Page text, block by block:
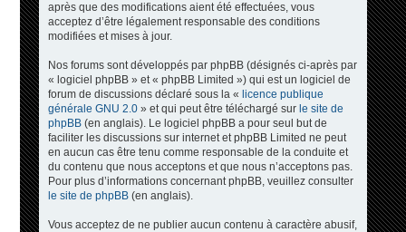
après que des modifications aient été effectuées, vous
acceptez d’être légalement responsable des conditions
modifiées et mises à jour.
Nos forums sont développés par phpBB (désignés ci-après par
« logiciel phpBB » et « phpBB Limited ») qui est un logiciel de
forum de discussions déclaré sous la « licence publique
générale GNU 2.0» et qui peut être téléchargé sur le site de
phpBB(en anglais). Le logiciel phpBB a pour seul but de
faciliter les discussions sur internet et phpBB Limited ne peut
en aucun cas être tenu comme responsable de la conduite et
du contenu que nous acceptons et que nous n’acceptons pas.
Pour plus d’informations concernant phpBB, veuillez consulter
le site de phpBB(en anglais).
Vous acceptez de ne publier aucun contenu à caractère abusif,